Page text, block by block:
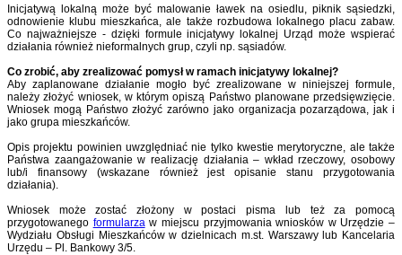
Inicjatywą lokalną może być malowanie ławek na osiedlu, piknik sąsiedzki,
odnowienie klubu mieszkańca, ale także rozbudowa lokalnego placu zabaw.
Co najważniejsze - dzięki formule inicjatywy lokalnej Urząd może wspierać
działania również nieformalnych grup, czyli np. sąsiadów.
Co zrobić, aby zrealizować pomysł w ramach inicjatywy lokalnej?
Aby zaplanowane działanie mogło być zrealizowane w niniejszej formule,
należy złożyć wniosek, w którym opiszą Państwo planowane przedsięwzięcie.
Wniosek mogą Państwo złożyć zarówno jako organizacja pozarządowa, jak i
jako grupa mieszkańców.
Opis projektu powinien uwzględniać nie tylko kwestie merytoryczne, ale także
Państwa zaangażowanie w realizację działania – wkład rzeczowy, osobowy
lub/i finansowy (wskazane również jest opisanie stanu przygotowania
działania).
Wniosek może zostać złożony w postaci pisma lub też za pomocą
przygotowanego formularzaw miejscu przyjmowania wniosków w Urzędzie –
Wydziału Obsługi Mieszkańców w dzielnicach m.st. Warszawy lub Kancelaria
Urzędu – Pl. Bankowy 3/5.